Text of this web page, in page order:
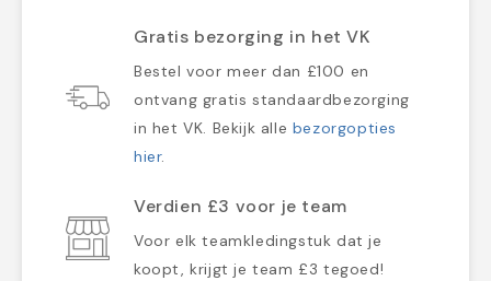
Gratis bezorging in het VK
Bestel voor meer dan £100 en
ontvang gratis standaardbezorging
in het VK. Bekijk alle bezorgopties
hier.
Verdien £3 voor je team
Voor elk teamkledingstuk dat je
koopt, krijgt je team £3 tegoed!